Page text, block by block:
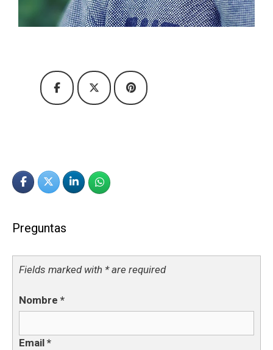
Preguntas
Fields marked with * are required
Nombre *
Email *